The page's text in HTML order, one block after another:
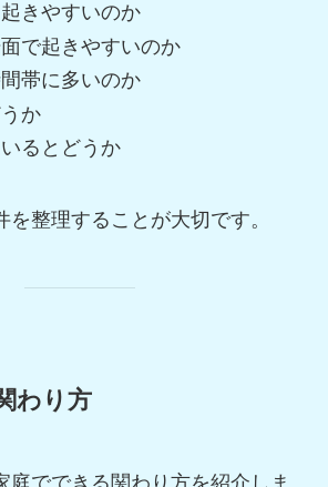
きやすいのか
で起きやすいのか
帯に多いのか
か
るとどうか
を整理することが大切です。
わり方
庭でできる関わり方を紹介しま